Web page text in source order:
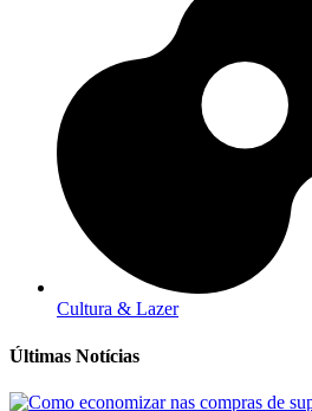
Cultura & Lazer
Últimas Notícias